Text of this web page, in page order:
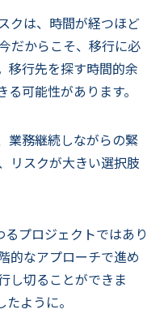
クは、時間が経つほど
だからこそ、移行に必
移行先を探す時間的余
可能性があります。
業務継続しながらの緊
リスクが大きい選択肢
プロジェクトではあり
的なアプローチで進め
し切ることができま
ように。